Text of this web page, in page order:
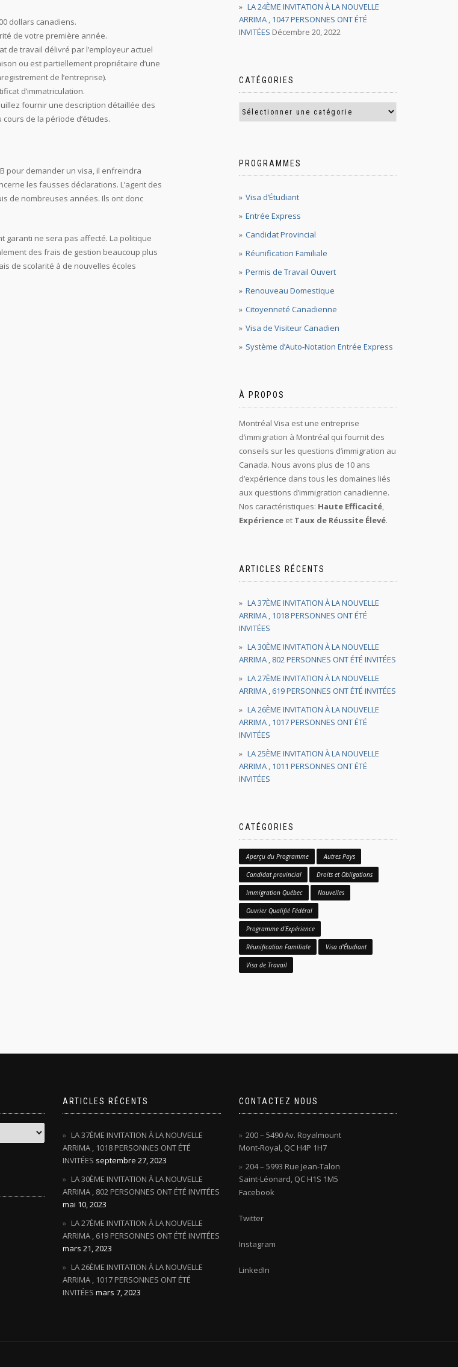
dollars canadiens.
de votre première année.
de travail délivré par l’employeur actuel
ou est partiellement propriétaire d’une
de l’entreprise).
d’immatriculation.
fournir une description détaillée des
de la période d’études.
B pour demander un visa, il enfreindra
les fausses déclarations. L’agent des
de nombreuses années. Ils ont donc
garanti ne sera pas affecté. La politique
des frais de gestion beaucoup plus
de scolarité à de nouvelles écoles
LA 24ÈME INVITATION À LA NOUVELLE
ARRIMA , 1047 PERSONNES ONT ÉTÉ
INVITÉES Décembre 20, 2022
CATÉGORIES
PROGRAMMES
Visa d’Étudiant
Entrée Express
Candidat Provincial
Réunification Familiale
Permis de Travail Ouvert
Renouveau Domestique
Citoyenneté Canadienne
Visa de Visiteur Canadien
Système d’Auto-Notation Entrée Express
À PROPOS
Montréal Visa est une entreprise
d’immigration à Montréal qui fournit des
conseils sur les questions d’immigration au
Canada. Nous avons plus de 10 ans
d’expérience dans tous les domaines liés
aux questions d’immigration canadienne.
Nos caractéristiques: Haute Efficacité,
Expérienceet Taux de Réussite Élevé.
ARTICLES RÉCENTS
LA 37ÈME INVITATION À LA NOUVELLE
ARRIMA , 1018 PERSONNES ONT ÉTÉ
INVITÉES
LA 30ÈME INVITATION À LA NOUVELLE
ARRIMA , 802 PERSONNES ONT ÉTÉ INVITÉES
LA 27ÈME INVITATION À LA NOUVELLE
ARRIMA , 619 PERSONNES ONT ÉTÉ INVITÉES
LA 26ÈME INVITATION À LA NOUVELLE
ARRIMA , 1017 PERSONNES ONT ÉTÉ
INVITÉES
LA 25ÈME INVITATION À LA NOUVELLE
ARRIMA , 1011 PERSONNES ONT ÉTÉ
INVITÉES
CATÉGORIES
Aperçu du Programme Autres Pays
Candidat provincial Droits et Obligations
Immigration Québec Nouvelles
Ouvrier Qualifié Fédéral
Programme d'Expérience
Réunification Familiale Visa d'Étudiant
Visa de Travail
ARTICLES RÉCENTS
LA 37ÈME INVITATION À LA NOUVELLE
ARRIMA , 1018 PERSONNES ONT ÉTÉ
INVITÉES septembre 27, 2023
LA 30ÈME INVITATION À LA NOUVELLE
ARRIMA , 802 PERSONNES ONT ÉTÉ INVITÉES
mai 10, 2023
LA 27ÈME INVITATION À LA NOUVELLE
ARRIMA , 619 PERSONNES ONT ÉTÉ INVITÉES
mars 21, 2023
LA 26ÈME INVITATION À LA NOUVELLE
ARRIMA , 1017 PERSONNES ONT ÉTÉ
INVITÉES mars 7, 2023
CONTACTEZ NOUS
200 – 5490 Av. Royalmount
Mont-Royal, QC H4P 1H7
204 – 5993 Rue Jean-Talon
Saint-Léonard, QC H1S 1M5
Facebook
Twitter
Instagram
LinkedIn